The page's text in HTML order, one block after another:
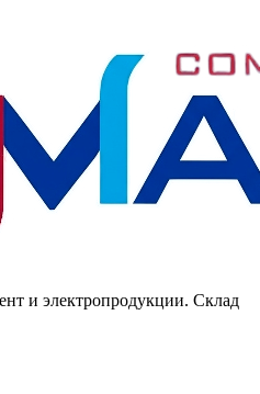
и электропродукции. Склад